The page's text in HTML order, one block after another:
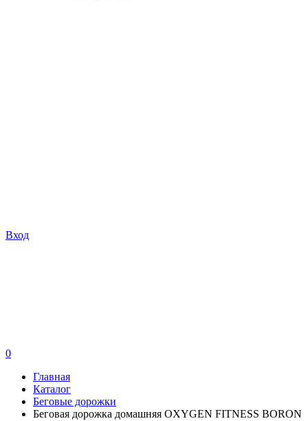
Вход
0
Главная
Каталог
Беговые дорожки
Беговая дорожка домашняя OXYGEN FITNESS BORON